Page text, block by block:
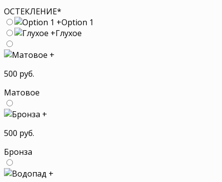
ОСТЕКЛЕНИЕ*
+Option 1
+Глухое
+
500 руб.
Матовое
+
500 руб.
Бронза
+